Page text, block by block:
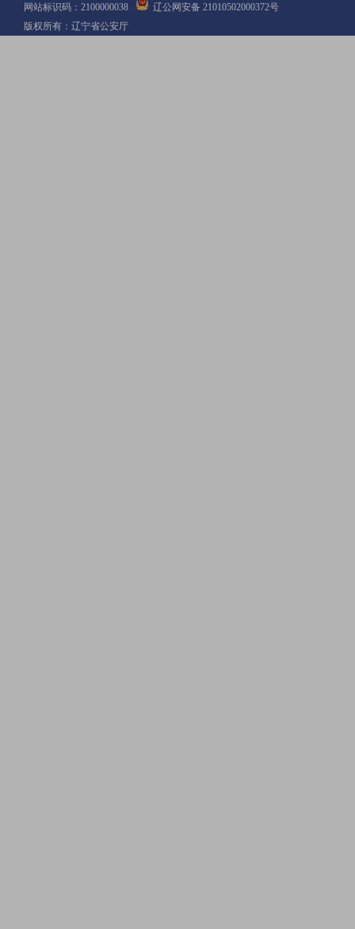
网站标识码：2100000038
辽公网安备 21010502000372号
版权所有：辽宁省公安厅